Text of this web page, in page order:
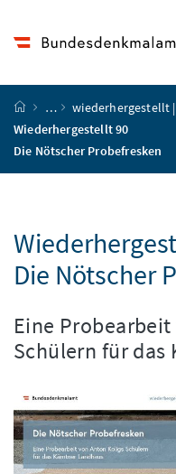
Startseite
…
wiederhergestellt
Wiederhergestellt 90
Die Nötscher Probefresken
Die Nötscher
Eine
Schülern für das